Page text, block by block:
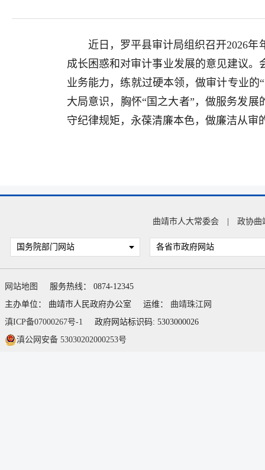
近日，罗平县审计局组织召开2026
成长困惑和对审计事业发展的意见建议
业务能力，练就过硬本领，做审计专业
大局意识，胸怀“国之大者”，做服务发
守纪律规矩，永葆清廉本色，做廉洁从审
曲靖市人大常委会 政协曲
国务院部门网站 各省市政府网站
网站地图
服务热线： 0874-12345
主办单位： 曲靖市人民政府办公室
运维： 曲靖珠江网
滇ICP备07000267号-1
政府网站标识码: 5303000026
滇公网安备 53030202000253号